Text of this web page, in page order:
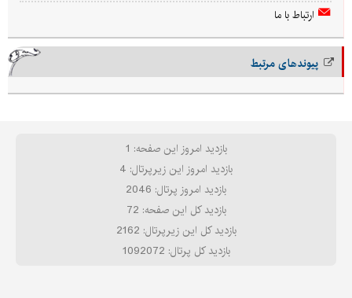
ارتباط با ما
پیوندهای مرتبط
بازدید امروز این صفحه: 1
بازدید امروز این زیرپرتال: 4
بازدید امروز پرتال: 2046
بازدید کل این صفحه: 72
بازدید کل این زیرپرتال: 2162
بازدید کل پرتال: 1092072